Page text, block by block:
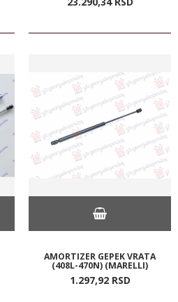
AMORTIZER GEPEK VRATA
(408L-470N) (MARELLI)
1.297,92 RSD